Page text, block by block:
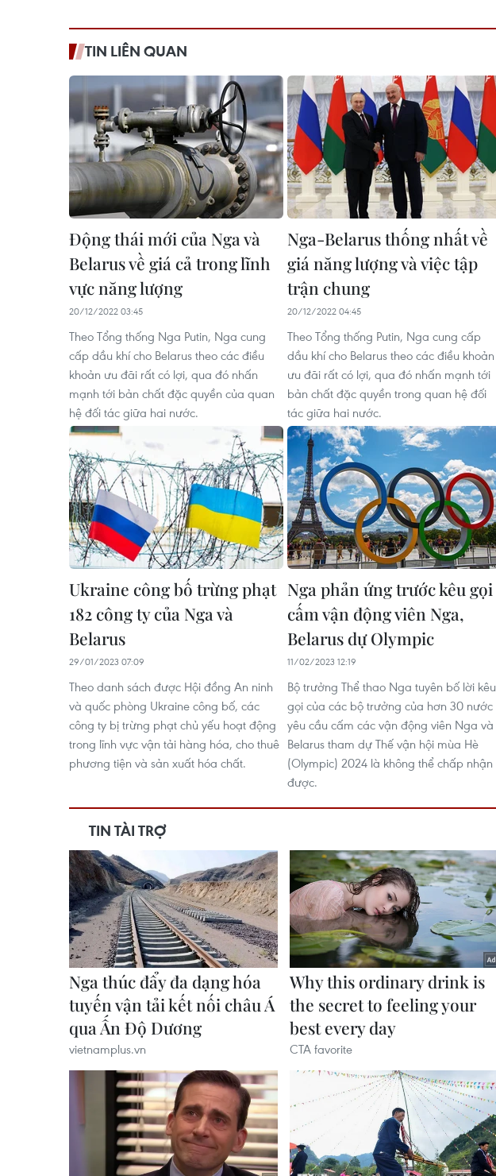
TIN LIÊN QUAN
Động thái mới của Nga và
Belarus về giá cả trong lĩnh
vực năng lượng
20/12/2022 03:45
Theo Tổng thống Nga Putin, Nga cung
cấp dầu khí cho Belarus theo các điều
khoản ưu đãi rất có lợi, qua đó nhấn
mạnh tới bản chất đặc quyền của quan
hệ đối tác giữa hai nước.
Nga-Belarus thống nhất về
giá năng lượng và việc tập
trận chung
20/12/2022 04:45
Theo Tổng thống Putin, Nga cung cấp
dầu khí cho Belarus theo các điều khoản
ưu đãi rất có lợi, qua đó nhấn mạnh tới
bản chất đặc quyền trong quan hệ đối
tác giữa hai nước.
Ukraine công bố trừng phạt
182 công ty của Nga và
Belarus
29/01/2023 07:09
Theo danh sách được Hội đồng An ninh
và quốc phòng Ukraine công bố, các
công ty bị trừng phạt chủ yếu hoạt động
trong lĩnh vực vận tải hàng hóa, cho thuê
phương tiện và sản xuất hóa chất.
Nga phản ứng trước kêu gọi
cấm vận động viên Nga,
Belarus dự Olympic
11/02/2023 12:19
Bộ trưởng Thể thao Nga tuyên bố lời kêu
gọi của các bộ trưởng của hơn 30 nước
yêu cầu cấm các vận động viên Nga và
Belarus tham dự Thế vận hội mùa Hè
(Olympic) 2024 là không thể chấp nhận
được.